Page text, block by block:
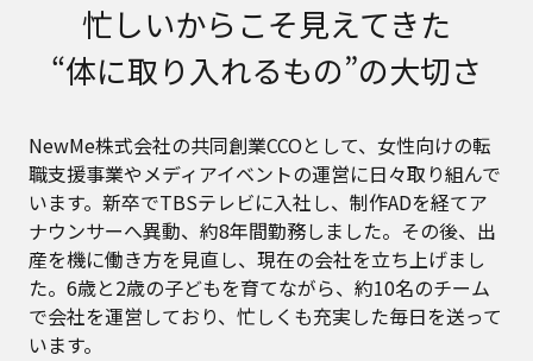
忙しいからこそ見えてきた
“体に取り入れるもの”の大切さ
NewMe株式会社の共同創業CCOとして、女性向けの転
職支援事業やメディアイベントの運営に日々取り組んで
います。新卒でTBSテレビに入社し、制作ADを経てア
ナウンサーへ異動、約8年間勤務しました。その後、出
産を機に働き方を見直し、現在の会社を立ち上げまし
た。6歳と2歳の子どもを育てながら、約10名のチーム
で会社を運営しており、忙しくも充実した毎日を送って
います。